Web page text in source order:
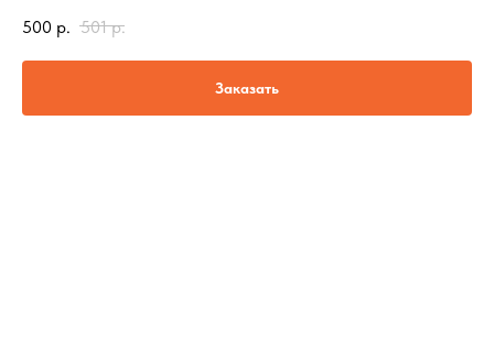
500 р. 501 р.
Заказать